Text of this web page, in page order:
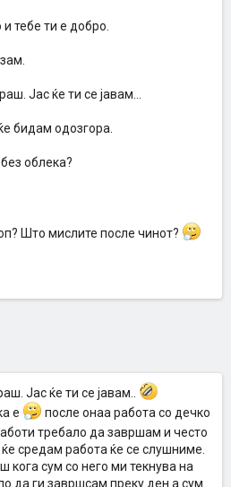
тебе ти е добро.
Јас ќе ти се јавам...
бидам одозгора.
облека?
Што мислите после чинот?
Јас ќе ти се јавам..
е
после онаа работа со дечко
требало да завршам и често
средам работа ќе се слушниме.
кога сум со него ми текнува на
да ги завршсам преку ден а сум